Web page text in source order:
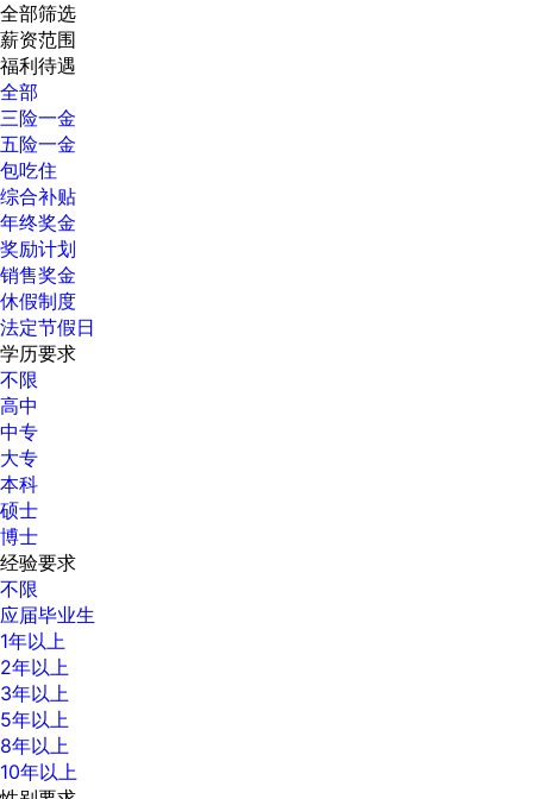
全部筛选
薪资范围
福利待遇
全部
三险一金
五险一金
包吃住
综合补贴
年终奖金
奖励计划
销售奖金
休假制度
法定节假日
学历要求
不限
高中
中专
大专
本科
硕士
博士
经验要求
不限
应届毕业生
1年以上
2年以上
3年以上
5年以上
8年以上
10年以上